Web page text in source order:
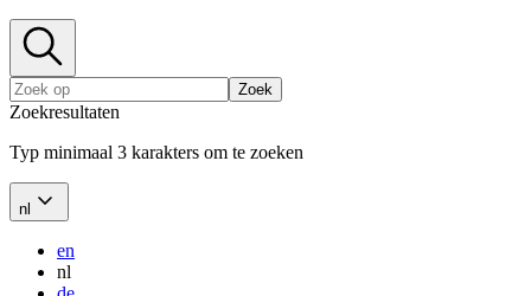
Zoek
Zoekresultaten
Typ minimaal 3 karakters om te zoeken
nl
en
nl